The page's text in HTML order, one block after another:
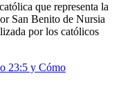
que representa la
San Benito de Nursia
por los católicos
23:5 y Cómo